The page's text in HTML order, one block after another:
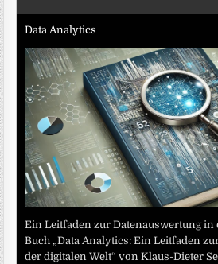
Data Analytics
Ein Leitfaden zur Datenauswertung in
Buch „Data Analytics: Ein Leitfaden
der digitalen Welt“ von Klaus-Dieter